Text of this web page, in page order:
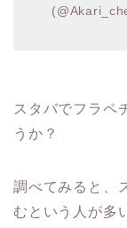
スタバでフラペ
うか？
調べてみると、
むという人が多